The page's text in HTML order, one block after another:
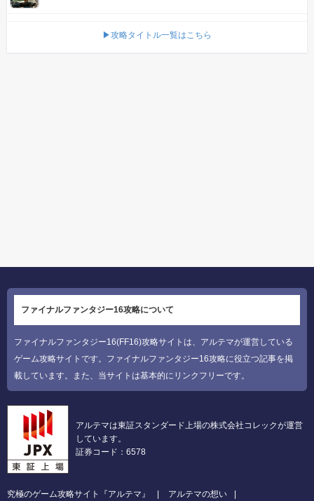
▶攻略タイトル一覧はこちら
ファイナルファンタジー16攻略について
ファイナルファンタジー16(FF16)攻略サイトは、アルテマが運営している
ゲーム攻略サイトです。ファイナルファンタジー16攻略に役立つ記事を掲
載しています。また、当サイトは基本的にリンクフリーです。
アルテマは東証スタンダード上場の株式会社コレックが運営
しています。
証券コード：6578
究極のゲーム攻略サイト『アルテマ』 アルテマの想い